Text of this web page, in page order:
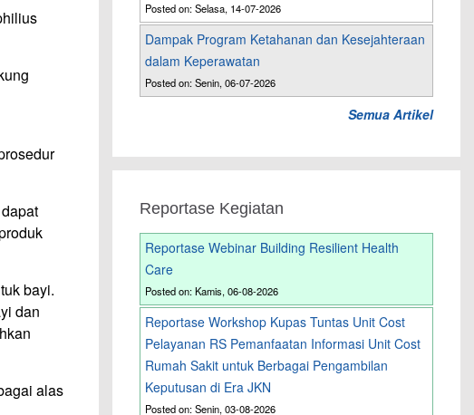
bayi.
dan
alas
Posted on: Selasa, 14-07-2026
Dampak Program Ketahanan dan Kesejahteraan
dalam Keperawatan
Posted on: Senin, 06-07-2026
Semua Artikel
Reportase Kegiatan
Reportase Webinar Building Resilient Health
Care
Posted on: Kamis, 06-08-2026
Reportase Workshop Kupas Tuntas Unit Cost
Pelayanan RS Pemanfaatan Informasi Unit Cost
Rumah Sakit untuk Berbagai Pengambilan
Keputusan di Era JKN
Posted on: Senin, 03-08-2026